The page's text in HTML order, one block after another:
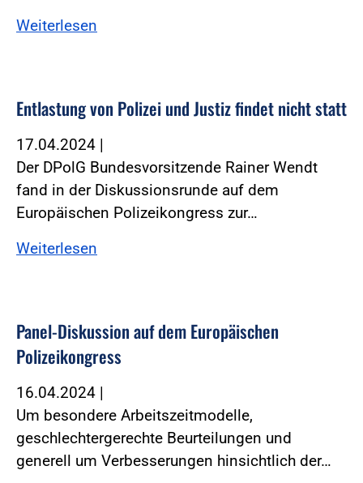
Weiterlesen
Entlastung von Polizei und Justiz findet nicht statt
17.04.2024 |
Der DPolG Bundesvorsitzende Rainer Wendt
fand in der Diskussionsrunde auf dem
Europäischen Polizeikongress zur…
Weiterlesen
Panel-Diskussion auf dem Europäischen
Polizeikongress
16.04.2024 |
Um besondere Arbeitszeitmodelle,
geschlechtergerechte Beurteilungen und
generell um Verbesserungen hinsichtlich der…